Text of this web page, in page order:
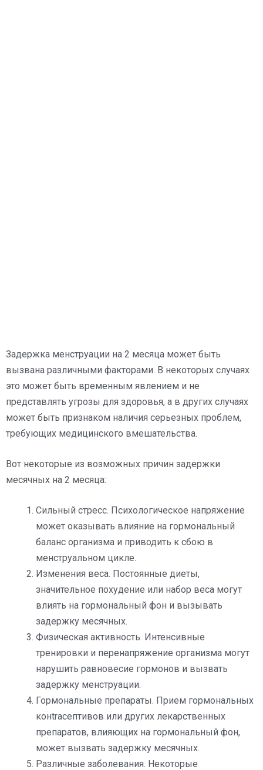
Задержка менструации на 2 месяца может быть
вызвана различными факторами. В некоторых случаях
это может быть временным явлением и не
представлять угрозы для здоровья, а в других случаях
может быть признаком наличия серьезных проблем,
требующих медицинского вмешательства.
Вот некоторые из возможных причин задержки
месячных на 2 месяца:
Сильный стресс. Психологическое напряжение
может оказывать влияние на гормональный
баланс организма и приводить к сбою в
менструальном цикле.
Изменения веса. Постоянные диеты,
значительное похудение или набор веса могут
влиять на гормональный фон и вызывать
задержку месячных.
Физическая активность. Интенсивные
тренировки и перенапряжение организма могут
нарушить равновесие гормонов и вызвать
задержку менструации.
Гормональные препараты. Прием гормональных
конtraceптивов или других лекарственных
препаратов, влияющих на гормональный фон,
может вызвать задержку месячных.
Различные заболевания. Некоторые